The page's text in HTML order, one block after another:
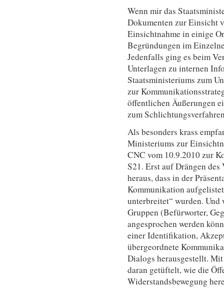
Wenn mir das
Dokumenten zur Einsicht
Einsichtnahme in einige
Begründungen im
Jedenfalls ging es beim
Unterlagen zu internen
Staatsministeriums zum
zur
öffentlichen Äußerungen
zum
Als besonders krass
Ministeriums zur
CNC vom 10.9.2010 zur
S21. Erst auf Drängen
heraus, dass in der
Kommunikation
unterbreitet“ wurden.
Gruppen (Befürworter,
angesprochen werden
einer Identifikation,
übergeordnete
Dialogs herausgestellt.
daran getüftelt, wie die
Widerstandsbewegung